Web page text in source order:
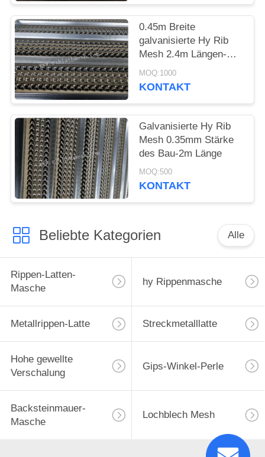
0.45m Breite
galvanisierte Hy Rib
Mesh 2.4m Längen-
ausgezeichnete
Technikqualität
MOQ:1000
KONTAKT
Galvanisierte Hy Rib
Mesh 0.35mm Stärke
des Bau-2m Länge
MOQ:500
KONTAKT
Beliebte Kategorien Alle
Rippen-Latten-
Masche
hy Rippenmasche
Metallrippen-Latte Streckmetalllatte
Hohe gewellte
Verschalung
Gips-Winkel-Perle
Backsteinmauer-
Masche
Lochblech Mesh